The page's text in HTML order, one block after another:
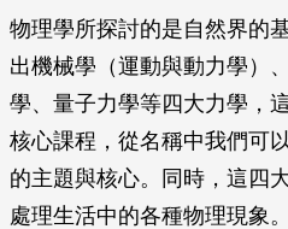
物理學所探討的是自然界的
出機械學（運動與動力學）
學、量子力學等四大力學，
核心課程，從名稱中我們可
的主題與核心。同時，這四
處理生活中的各種物理現象。